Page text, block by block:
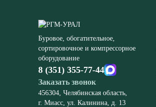
Буровое, обогатительное,
сортировочное и компрессорное
оборудование
8 (351) 355-77-44
Заказать звонок
456304, Челябинская область,
г. Миасс, ул. Калинина, д. 13